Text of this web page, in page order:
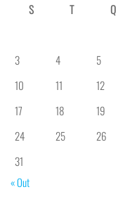
S
T Q
3
4 5
10
11 12
17
18 19
24
25 26
31
« Out